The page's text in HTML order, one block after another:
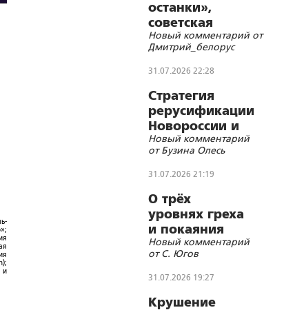
и
останки»,
советская
символика и
цифровизации
Новый комментарий от
Дмитрий_белорус
31.07.2026 22:28
Стратегия
рерусификации
Новороссии и
Малороссии
Новый комментарий
от Бузина Олесь
31.07.2026 21:19
О трёх
уровнях греха
и покаяния
Новый комментарий
от С. Югов
31.07.2026 19:27
Крушение